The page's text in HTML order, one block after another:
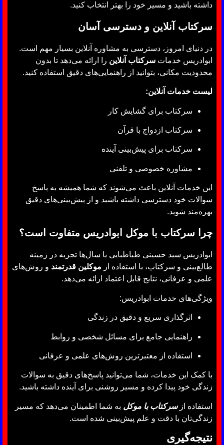
داشته باشید و مسیر خود را بهتر انتخاب کنید.
سرکتاب آنلاین و دسترسی آسان
در دنیای امروز، دسترسی به مشاوره آنلاین بسیار مهم است.
ابوادریس خدمات سرکتاب آنلاین را ارائه می‌دهد تا بدون
محدودیت مکانی، بتوانید از راهنمایی‌های دقیق استفاده کنید.
لیست خدمات آنلاین:
سرکتاب برای گشایش کار
سرکتاب ازدواج با قرآن
سرکتاب برای پیش‌بینی آینده
مشاوره خصوصی و تلفنی
این خدمات آنلاین باعث می‌شوند که شما همیشه به پاسخ
سوالات خود دسترسی داشته باشید و از پیش‌بینی‌های دقیق
بهره‌مند شوید.
چرا سرکتاب با موکل ابوادریس متفاوت است؟
ابوادریس سید حسینی طباطبایی با سال‌ها تجربه در زمینه
طالع‌بینی و سرکتاب، با استفاده از موکلین قدرتمند و روش‌های
علمی و عرفانی، نتایج قابل اعتماد ارائه می‌دهد.
ویژگی‌های خدمات ابوادریس:
اثرگذاری سریع و دقیق در زندگی
راهنمایی جامع برای مسائل شخصی و روابط
استفاده از معتبرترین روش‌های علمی و عرفانی
با کمک این خدمات، شما می‌توانید پاسخ‌های دقیق به سوالات
زندگی خود پیدا کرده و مسیر روشنی برای آینده داشته باشید.
استفاده ازسرکتاب با موکل به شما اطمینان می‌دهد که مسیر
زندگی‌تان با دقت و علم پیش‌بینی شده است.
نتیجه‌گیری